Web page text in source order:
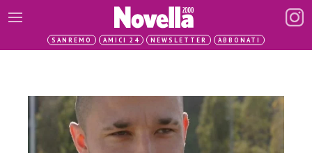
SANREMO AMICI 24 NEWSLETTER ABBONATI